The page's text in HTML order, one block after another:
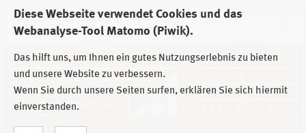
Diese Webseite verwendet Cookies und das
Webanalyse-Tool Matomo (Piwik).
Das hilft uns, um Ihnen ein gutes Nutzungserlebnis zu bieten
und unsere Website zu verbessern.
Wenn Sie durch unsere Seiten surfen, erklären Sie sich hiermit
einverstanden.
Zur Auswahl der Einrichtungen der
Stiftung Sächsische Gedenkstätten